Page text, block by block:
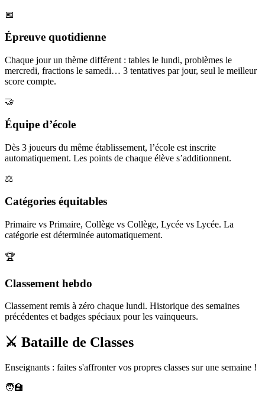
📅
Épreuve quotidienne
Chaque jour un thème différent : tables le lundi, problèmes le
mercredi, fractions le samedi… 3 tentatives par jour, seul le meilleur
score compte.
🤝
Équipe d’école
Dès 3 joueurs du même établissement, l’école est inscrite
automatiquement. Les points de chaque élève s’additionnent.
⚖️
Catégories équitables
Primaire vs Primaire, Collège vs Collège, Lycée vs Lycée. La
catégorie est déterminée automatiquement.
🏆
Classement hebdo
Classement remis à zéro chaque lundi. Historique des semaines
précédentes et badges spéciaux pour les vainqueurs.
⚔️ Bataille de Classes
Enseignants : faites s'affronter vos propres classes sur une semaine !
🧑‍🏫